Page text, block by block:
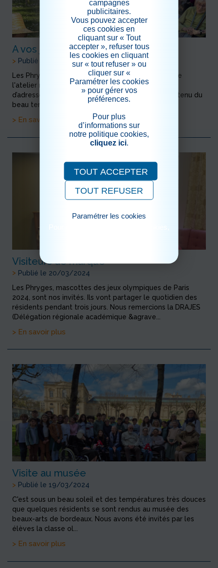
A vos jeux.....
> Publié le 20/03/2024
Les Phryges ont accompagné les Résidents lors de
l'atelier mémoire du matin et de l'animation "jeux
d’adresse" qui s'est déroulée l'après-midi compte tenu du
beau temps. &nb...
> En savoir plus
Visiteurs de marque
> Publié le 20/03/2024
Les Phryges, mascottes des jeux olympiques de Paris
2024, sont nos invités. Ils vont partager le quotidien des
résidents pendant trois jours. Nous remercions la DRAJES
(Délégation régionale académique &agrave...
> En savoir plus
Visite au musée
> Publié le 19/03/2024
C'est sous un beau soleil et des températures très douces
que quelques résidents se sont rendus au musée des
beaux-arts de bordeaux. Nous avons été invités par les
élèves la classe ol...
> En savoir plus
campagnes
publicitaires.
Vous pouvez accepter
ces cookies en
cliquant sur « Tout
accepter », refuser tous
les cookies en cliquant
sur « tout refuser » ou
cliquer sur «
Paramétrer les cookies
» pour gérer vos
préférences.
Pour plus
d’informations sur
notre politique cookies,
cliquez ici.
TOUT ACCEPTER
TOUT REFUSER
Paramétrer les cookies